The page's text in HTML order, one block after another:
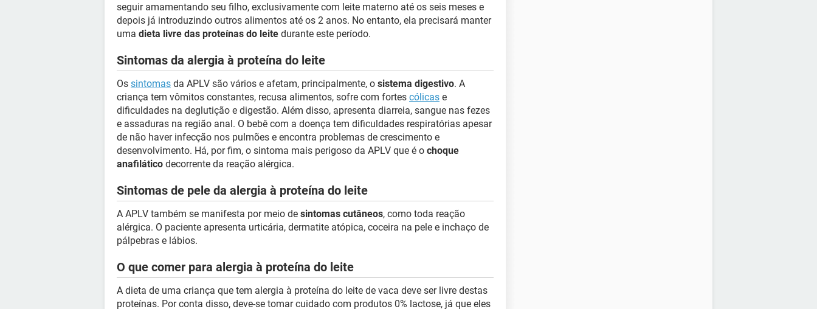
seguir amamentando seu filho, exclusivamente com leite materno até os seis meses e
depois já introduzindo outros alimentos até os 2 anos. No entanto, ela precisará manter
uma dieta livre das proteínas do leite durante este período.
Sintomas da alergia à proteína do leite
Os sintomas da APLV são vários e afetam, principalmente, o sistema digestivo. A
criança tem vômitos constantes, recusa alimentos, sofre com fortes cólicas e
dificuldades na deglutição e digestão. Além disso, apresenta diarreia, sangue nas fezes
e assaduras na região anal. O bebê com a doença tem dificuldades respiratórias apesar
de não haver infecção nos pulmões e encontra problemas de crescimento e
desenvolvimento. Há, por fim, o sintoma mais perigoso da APLV que é o choque
anafilático decorrente da reação alérgica.
Sintomas de pele da alergia à proteína do leite
A APLV também se manifesta por meio de sintomas cutâneos, como toda reação
alérgica. O paciente apresenta urticária, dermatite atópica, coceira na pele e inchaço de
pálpebras e lábios.
O que comer para alergia à proteína do leite
A dieta de uma criança que tem alergia à proteína do leite de vaca deve ser livre destas
proteínas. Por conta disso, deve-se tomar cuidado com produtos 0% lactose, já que eles